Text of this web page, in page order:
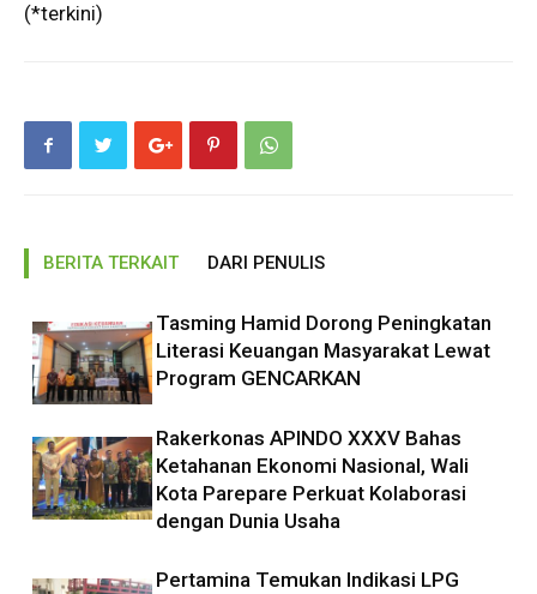
(*terkini)
BERITA TERKAIT DARI PENULIS
Tasming Hamid Dorong Peningkatan
Literasi Keuangan Masyarakat Lewat
Program GENCARKAN
Rakerkonas APINDO XXXV Bahas
Ketahanan Ekonomi Nasional, Wali
Kota Parepare Perkuat Kolaborasi
dengan Dunia Usaha
Pertamina Temukan Indikasi LPG